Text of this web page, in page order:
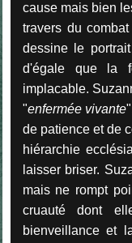
cause mais bien
travers du
dessine le
d'égale que la
implacable.
"enfermée vivante
de patience et de
hiérarchie
laisser briser.
mais ne rompt
cruauté dont
bienveillance et